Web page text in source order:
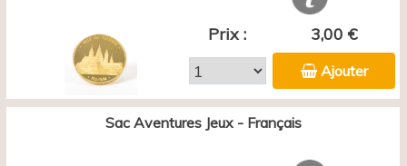
Prix : 3,00 €
Ajouter
Sac Aventures Jeux - Français